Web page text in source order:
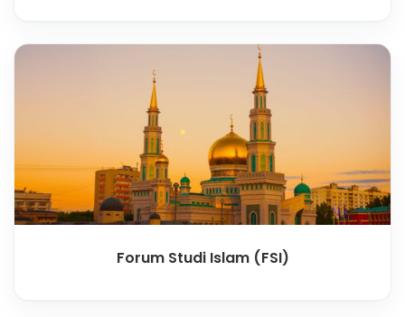
Forum Studi Islam (FSI)